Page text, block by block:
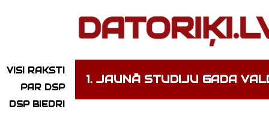
VISI RAKSTI
PAR DSP
DSP BIEDRI
1. JAUNĀ STUDIJU GADA